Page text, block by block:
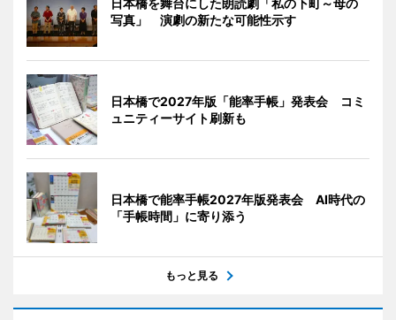
日本橋を舞台にした朗読劇「私の下町～母の
写真」 演劇の新たな可能性示す
日本橋で2027年版「能率手帳」発表会 コミ
ュニティーサイト刷新も
日本橋で能率手帳2027年版発表会 AI時代の
「手帳時間」に寄り添う
もっと見る